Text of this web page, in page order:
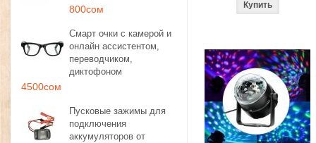
800сом
Смарт очки с камерой и
онлайн ассистентом,
переводчиком,
диктофоном
4500сом
Пусковые зажимы для
подключения
аккумуляторов от